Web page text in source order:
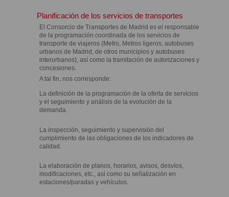
Planificación de los servicios de transportes
El Consorcio de Transportes de Madrid es el responsable
de la programación coordinada de los servicios de
transporte de viajeros (Metro, Metros ligeros, autobuses
urbanos de Madrid, de otros municipios y autobuses
interurbanos), así como la tramitación de autorizaciones y
concesiones.
A tal fin, nos corresponde:
La definición de la programación de la oferta de servicios
y el seguimiento y análisis de la evolución de la
demanda.
La inspección, seguimiento y supervisión del
cumplimiento de las obligaciones de los indicadores de
calidad.
La elaboración de planos, horarios, avisos, desvíos,
modificaciones, etc., así como su señalización en
estaciones/paradas y vehículos.